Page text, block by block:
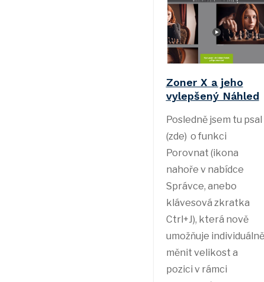
Zoner X a jeho
vylepšený Náhled
Posledně jsem tu psal
(zde) o funkci
Porovnat (ikona
nahoře v nabídce
Správce, anebo
klávesová zkratka
Ctrl+J), která nově
umožňuje individuálně
měnit velikost a
pozici v rámci